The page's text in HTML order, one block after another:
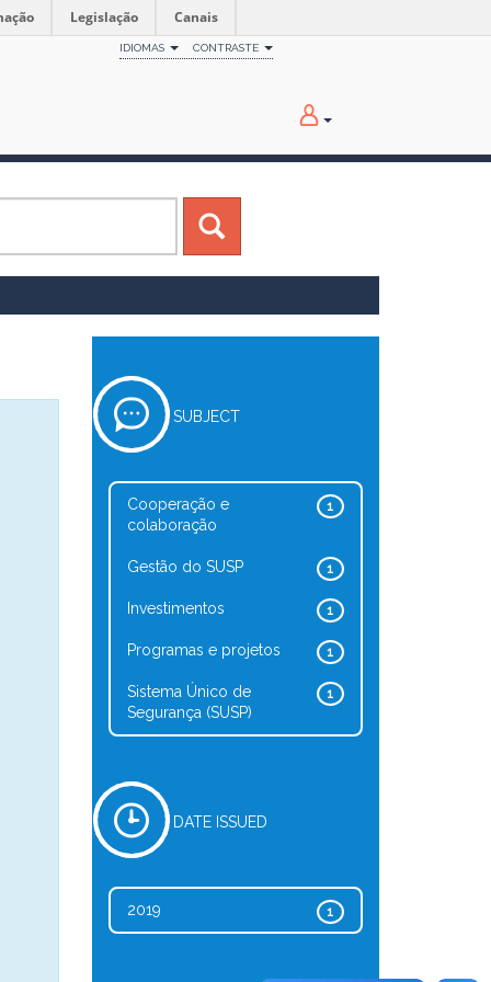
Legislação Canais
IDIOMAS CONTRASTE
SUBJECT
1
Cooperação e
colaboração
1
Gestão do SUSP
1
Investimentos
1
Programas e projetos
1
Sistema Único de
Segurança (SUSP)
DATE ISSUED
1
2019